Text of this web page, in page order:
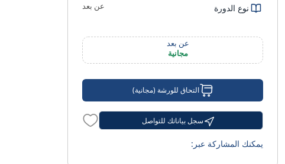
نوع الدورة عن بعد
عن بعد
مجانية
التحاق للورشة (مجانية)
سجل بياناتك للتواصل
يمكنك المشاركة عبر: